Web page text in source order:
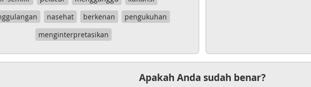
nasehat berkenan
pengukuhan
menginterpretasikan
Apakah Anda sudah benar?